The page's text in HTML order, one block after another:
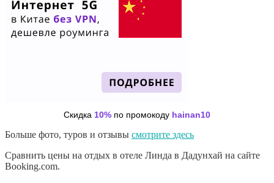
Скидка 10% по промокоду hainan10
Больше фото, туров и отзывы смотрите здесь
Сравнить цены на отдых в отеле Линда в Дадунхай на сайте
Booking.com.